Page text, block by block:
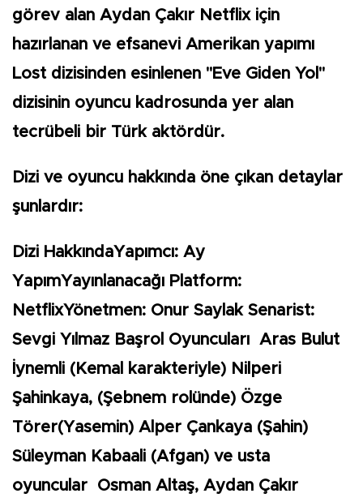
görev alan Aydan Çakır Netflix için
hazırlanan ve efsanevi Amerikan yapımı
Lost dizisinden esinlenen "Eve Giden Yol"
dizisinin oyuncu kadrosunda yer alan
tecrübeli bir Türk aktördür.
Dizi ve oyuncu hakkında öne çıkan detaylar
şunlardır:
Dizi HakkındaYapımcı: Ay
YapımYayınlanacağı Platform:
NetflixYönetmen: Onur Saylak Senarist:
Sevgi Yılmaz Başrol Oyuncuları Aras Bulut
İynemli (Kemal karakteriyle) Nilperi
Şahinkaya, (Şebnem rolünde) Özge
Törer(Yasemin) Alper Çankaya (Şahin)
Süleyman Kabaali (Afgan) ve usta
oyuncular Osman Altaş, Aydan Çakır